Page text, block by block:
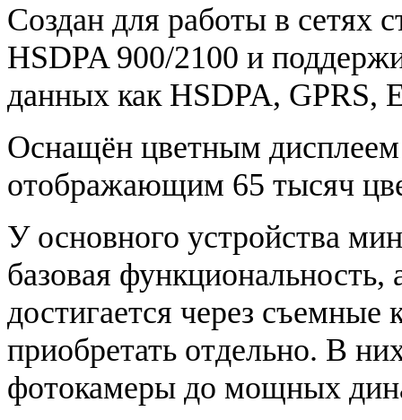
Создан для работы в сетях
HSDPA 900/2100 и
данных как HSDPA, GPRS,
Оснащён цветным
отображающим 65 тысяч
У основного устройства
базовая
достигается через
приобретать отдельно. В
фотокамеры до мощных